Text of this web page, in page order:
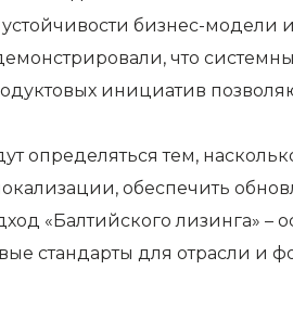
бизнес-модели
что
инициатив
определяться тем,
обеспечить
«Балтийского лизинга» –
стандарты для отрасли